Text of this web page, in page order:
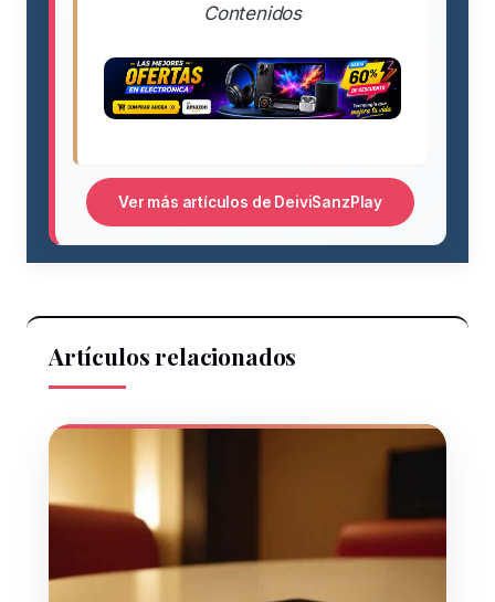
Contenidos
Ver más artículos de DeiviSanzPlay
Artículos relacionados